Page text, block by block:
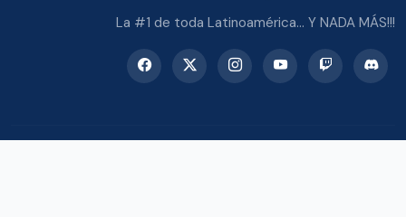
La #1 de toda Latinoamérica... Y NADA MÁS!!!